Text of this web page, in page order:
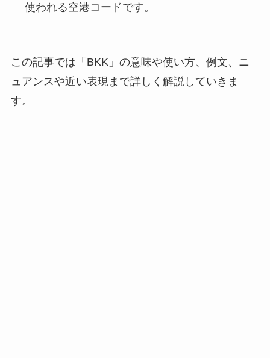
使われる空港コードです。
この記事では「BKK」の意味や使い方、例文、ニ
ュアンスや近い表現まで詳しく解説していきま
す。